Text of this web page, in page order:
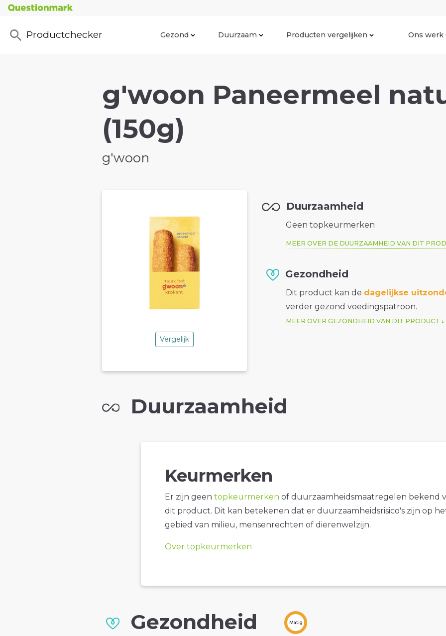
Productchecker Gezond Duurzaam Producten vergelijken Ons werk
g'woon Paneermeel
(150g)
g'woon
Vergelijk
Duurzaamheid
Geen topkeurmerken
MEER OVER DE DUURZAAMHEID VAN DIT
Gezondheid
Dit product kan de dagelijkse
verder gezond voedingspatroon.
MEER OVER GEZONDHEID VAN DIT PRODUCT
Duurzaamheid
Keurmerken
Er zijn geen topkeurmerken of duurzaamheidsmaatregelen bekend
dit product. Dit kan betekenen dat er duurzaamheidsrisico's zijn op
gebied van milieu, mensenrechten of dierenwelzijn.
Over topkeurmerken
Gezondheid Matig